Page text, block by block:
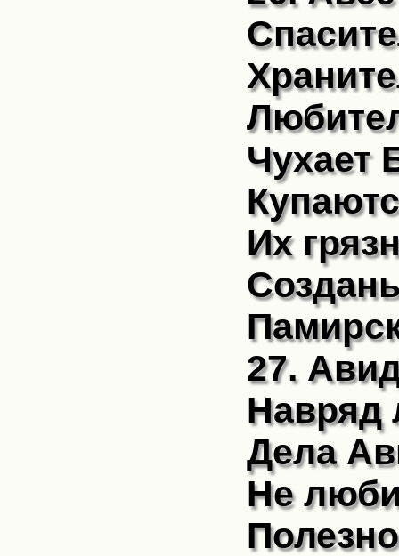
Чухает
Их
27.
Навряд
Дела
Не